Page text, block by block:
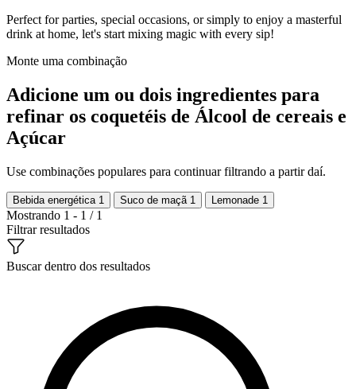
Perfect for parties, special occasions, or simply to enjoy a masterful
drink at home, let's start mixing magic with every sip!
Monte uma combinação
Adicione um ou dois ingredientes para
refinar os coquetéis de Álcool de cereais e
Açúcar
Use combinações populares para continuar filtrando a partir daí.
Bebida energética 1 Suco de maçã 1 Lemonade 1
Mostrando 1 - 1 / 1
Filtrar resultados
Buscar dentro dos resultados